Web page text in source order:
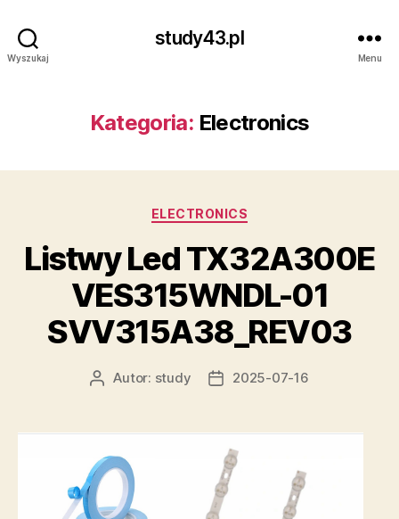
Wyszukaj
study43.pl
Menu
Kategoria: Electronics
Kategorie
ELECTRONICS
Listwy Led TX32A300E
VES315WNDL-01
SVV315A38_REV03
AutorAutor: study
Data2025-07-16